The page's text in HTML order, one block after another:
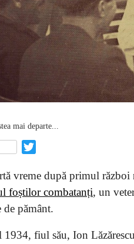
mai departe...
vreme după primul
foștilor combatanți, un
de pământ.
1934, fiul său, Ion